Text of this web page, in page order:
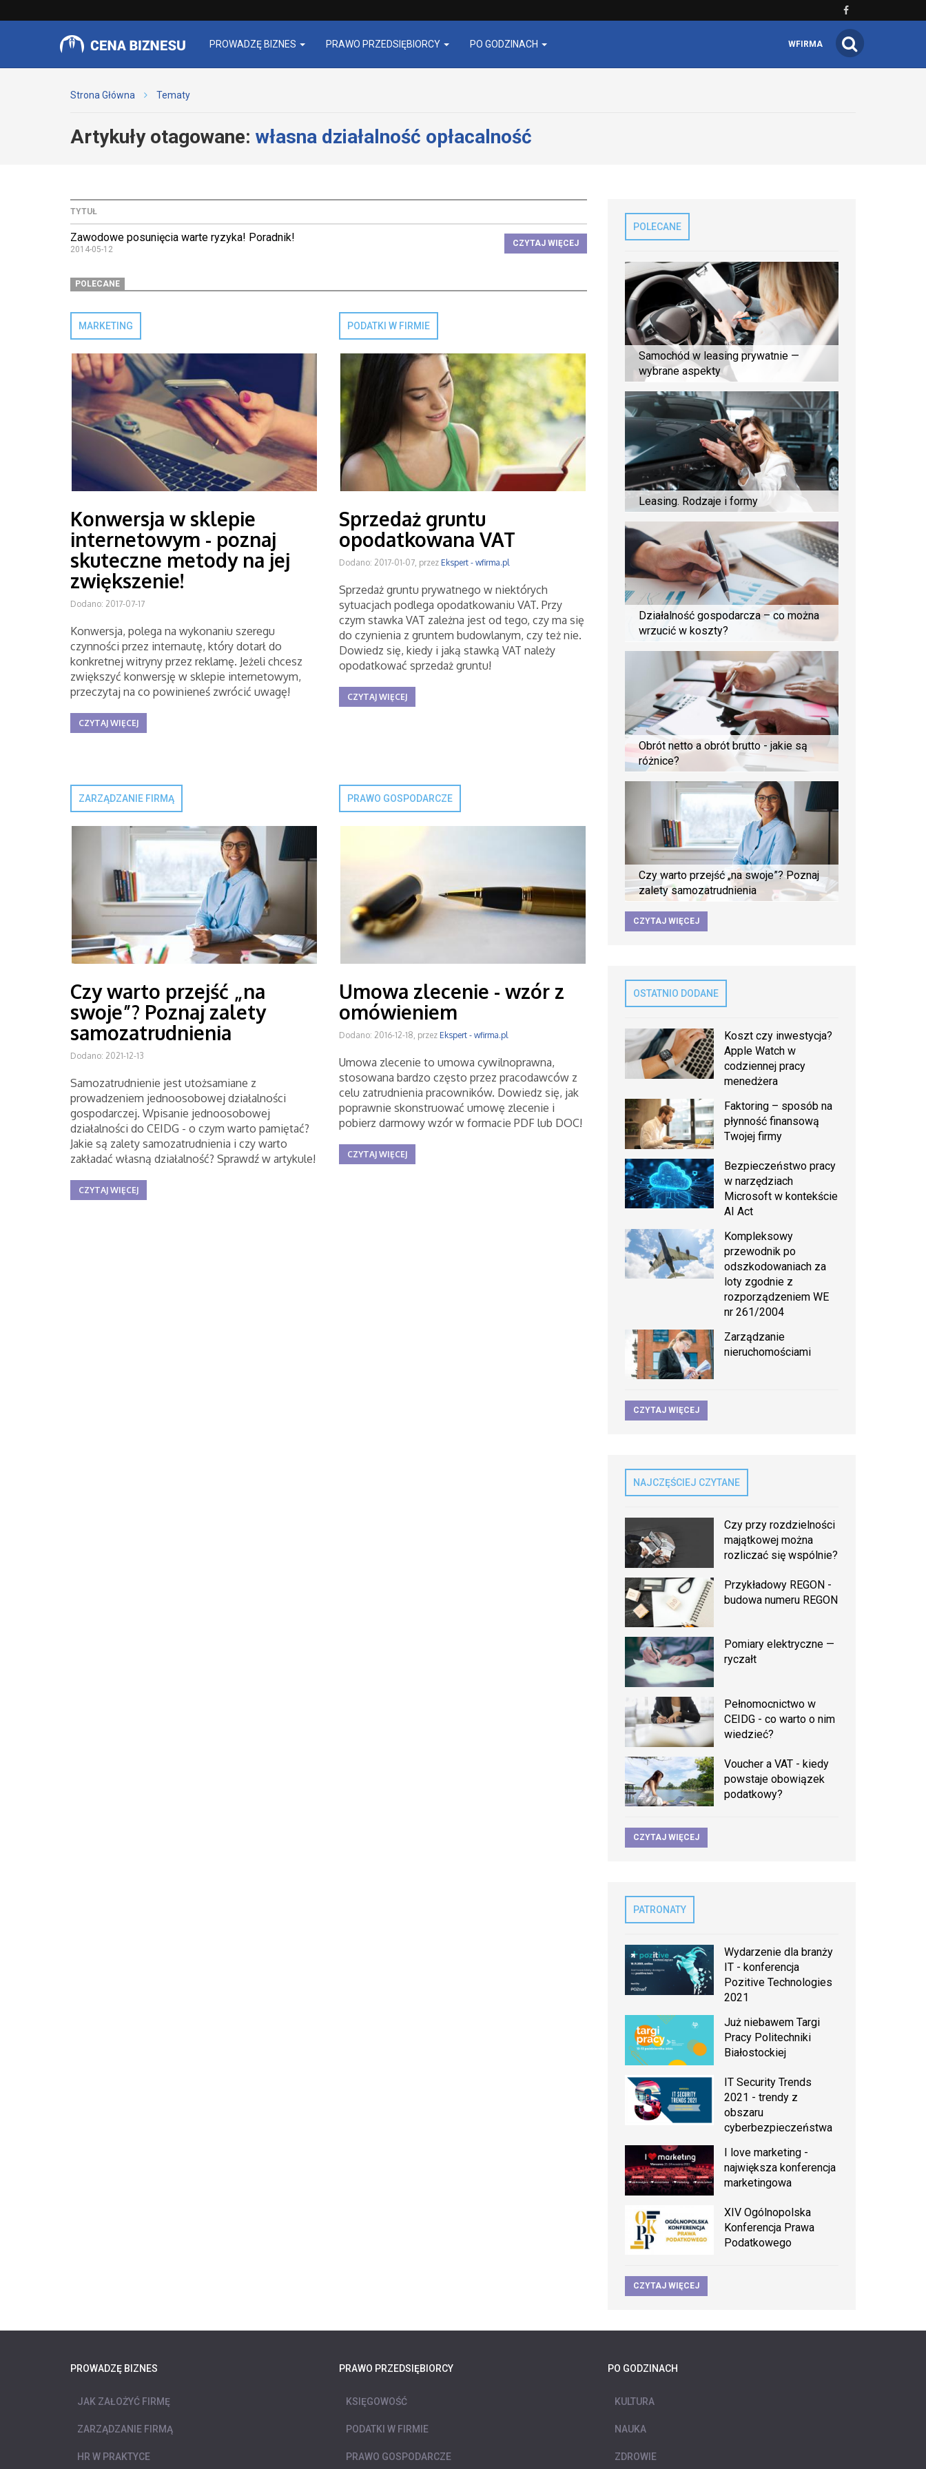
PROWADZĘ BIZNES PRAWO PRZEDSIĘBIORCY PO GODZINACH WFIRMA
Strona Główna Tematy
Artykuły otagowane: własna działalność opłacalność
TYTUŁ
Zawodowe posunięcia warte ryzyka! Poradnik!
2014-05-12
CZYTAJ WIĘCEJ
POLECANE
MARKETING
Konwersja w sklepie
internetowym - poznaj
skuteczne metody na jej
zwiększenie!
Dodano: 2017-07-17
Konwersja, polega na wykonaniu szeregu
czynności przez internautę, który dotarł do
konkretnej witryny przez reklamę. Jeżeli chcesz
zwiększyć konwersję w sklepie internetowym,
przeczytaj na co powinieneś zwrócić uwagę!
CZYTAJ WIĘCEJ
PODATKI W FIRMIE
Sprzedaż gruntu
opodatkowana VAT
Dodano: 2017-01-07, przez Ekspert - wfirma.pl
Sprzedaż gruntu prywatnego w niektórych
sytuacjach podlega opodatkowaniu VAT. Przy
czym stawka VAT zależna jest od tego, czy ma się
do czynienia z gruntem budowlanym, czy też nie.
Dowiedz się, kiedy i jaką stawką VAT należy
opodatkować sprzedaż gruntu!
CZYTAJ WIĘCEJ
ZARZĄDZANIE FIRMĄ
Czy warto przejść „na
swoje”? Poznaj zalety
samozatrudnienia
Dodano: 2021-12-13
Samozatrudnienie jest utożsamiane z
prowadzeniem jednoosobowej działalności
gospodarczej. Wpisanie jednoosobowej
działalności do CEIDG - o czym warto pamiętać?
Jakie są zalety samozatrudnienia i czy warto
zakładać własną działalność? Sprawdź w artykule!
CZYTAJ WIĘCEJ
PRAWO GOSPODARCZE
Umowa zlecenie - wzór z
omówieniem
Dodano: 2016-12-18, przez Ekspert - wfirma.pl
Umowa zlecenie to umowa cywilnoprawna,
stosowana bardzo często przez pracodawców z
celu zatrudnienia pracowników. Dowiedz się, jak
poprawnie skonstruować umowę zlecenie i
pobierz darmowy wzór w formacie PDF lub DOC!
CZYTAJ WIĘCEJ
POLECANE
Samochód w leasing prywatnie —
wybrane aspekty
Leasing. Rodzaje i formy
Działalność gospodarcza – co można
wrzucić w koszty?
Obrót netto a obrót brutto - jakie są
różnice?
Czy warto przejść „na swoje”? Poznaj
zalety samozatrudnienia
CZYTAJ WIĘCEJ
OSTATNIO DODANE
Koszt czy inwestycja?
Apple Watch w
codziennej pracy
menedżera
Faktoring – sposób na
płynność finansową
Twojej firmy
Bezpieczeństwo pracy
w narzędziach
Microsoft w kontekście
AI Act
Kompleksowy
przewodnik po
odszkodowaniach za
loty zgodnie z
rozporządzeniem WE
nr 261/2004
Zarządzanie
nieruchomościami
CZYTAJ WIĘCEJ
NAJCZĘŚCIEJ CZYTANE
Czy przy rozdzielności
majątkowej można
rozliczać się wspólnie?
Przykładowy REGON -
budowa numeru REGON
Pomiary elektryczne —
ryczałt
Pełnomocnictwo w
CEIDG - co warto o nim
wiedzieć?
Voucher a VAT - kiedy
powstaje obowiązek
podatkowy?
CZYTAJ WIĘCEJ
PATRONATY
Wydarzenie dla branży
IT - konferencja
Pozitive Technologies
2021
Już niebawem Targi
Pracy Politechniki
Białostockiej
IT Security Trends
2021 - trendy z
obszaru
cyberbezpieczeństwa
I love marketing -
największa konferencja
marketingowa
XIV Ogólnopolska
Konferencja Prawa
Podatkowego
CZYTAJ WIĘCEJ
PROWADZĘ BIZNES
JAK ZAŁOŻYĆ FIRMĘ
ZARZĄDZANIE FIRMĄ
HR W PRAKTYCE
PRAWO PRZEDSIĘBIORCY
KSIĘGOWOŚĆ
PODATKI W FIRMIE
PRAWO GOSPODARCZE
PO GODZINACH
KULTURA
NAUKA
ZDROWIE